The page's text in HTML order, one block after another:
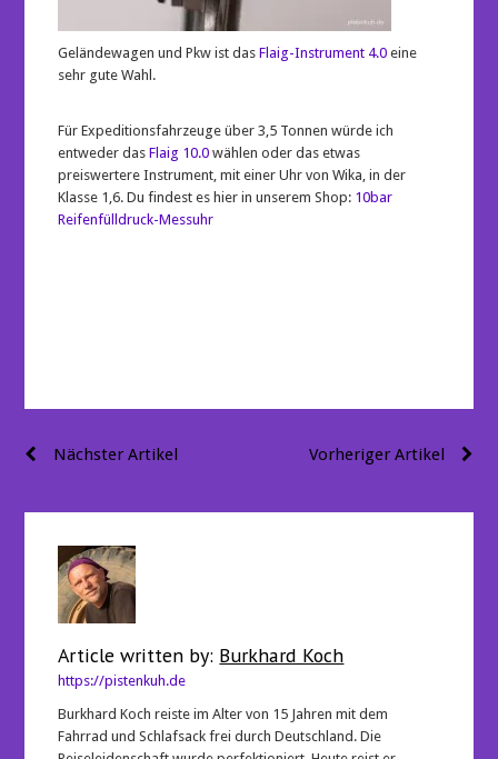
Geländewagen und Pkw ist dasFlaig-Instrument 4.0 eine
sehr gute Wahl.
Für Expeditionsfahrzeuge über 3,5 Tonnen würde ich
entweder dasFlaig 10.0 wählen oder das etwas
preiswertere Instrument, mit einer Uhr von Wika, in der
Klasse 1,6. Du findest es hier in unserem Shop: 10bar
Reifenfülldruck-Messuhr
Beitragsnavigation Vorheriger Artikel
Nächster Artikel
Article written by: Burkhard Koch
https://pistenkuh.de
Burkhard Koch reiste im Alter von 15 Jahren mit dem
Fahrrad und Schlafsack frei durch Deutschland. Die